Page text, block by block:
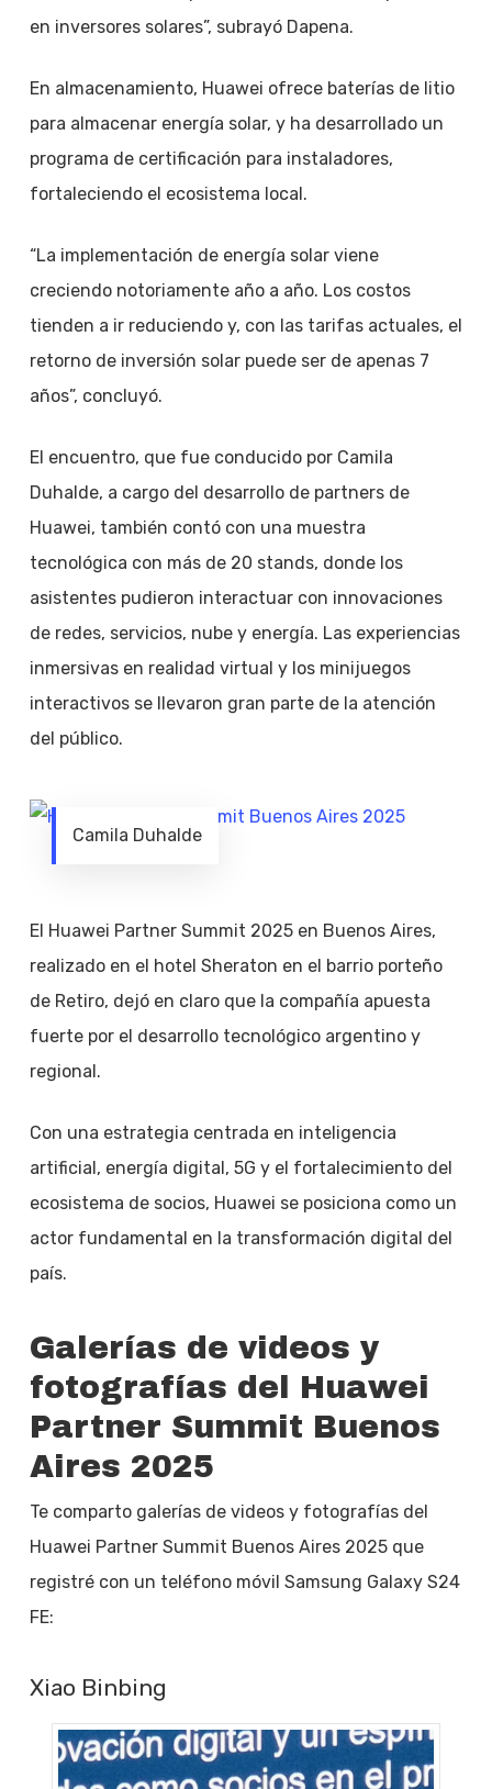
en inversores solares”, subrayó Dapena.
En almacenamiento, Huawei ofrece baterías de litio
para almacenar energía solar, y ha desarrollado un
programa de certificación para instaladores,
fortaleciendo el ecosistema local.
“La implementación de energía solar viene
creciendo notoriamente año a año. Los costos
tienden a ir reduciendo y, con las tarifas actuales, el
retorno de inversión solar puede ser de apenas 7
años”, concluyó.
El encuentro, que fue conducido por Camila
Duhalde, a cargo del desarrollo de partners de
Huawei, también contó con una muestra
tecnológica con más de 20 stands, donde los
asistentes pudieron interactuar con innovaciones
de redes, servicios, nube y energía. Las experiencias
inmersivas en realidad virtual y los minijuegos
interactivos se llevaron gran parte de la atención
del público.
Camila Duhalde
El Huawei Partner Summit 2025 en Buenos Aires,
realizado en el hotel Sheraton en el barrio porteño
de Retiro, dejó en claro que la compañía apuesta
fuerte por el desarrollo tecnológico argentino y
regional.
Con una estrategia centrada en inteligencia
artificial, energía digital, 5G y el fortalecimiento del
ecosistema de socios, Huawei se posiciona como un
actor fundamental en la transformación digital del
país.
Galerías de videos y
fotografías del Huawei
Partner Summit Buenos
Aires 2025
Te comparto galerías de videos y fotografías del
Huawei Partner Summit Buenos Aires 2025 que
registré con un teléfono móvil Samsung Galaxy S24
FE:
Xiao Binbing